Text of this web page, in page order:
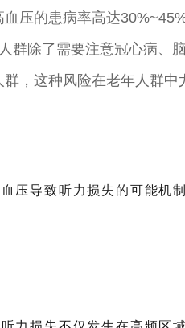
压的患病率高达
群除了需要注意冠心病、
，这种风险在老年人群中
压导致听力损失的可能